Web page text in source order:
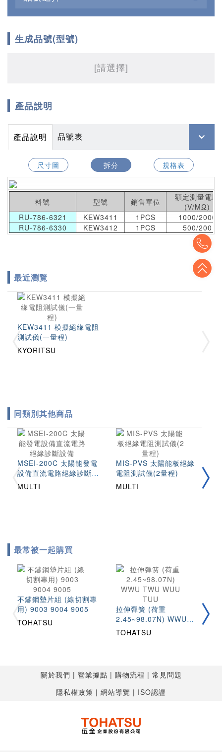
生成品號(型號)
[請選擇]
產品說明
產品說明 品號表
尺寸圖 拆分 規格表
料號 型號 銷售單位
額定測量電壓
(V/MΩ)
RU-786-6321
KEW3411 1PCS
1000/2000
RU-786-6330
KEW3412 1PCS 500/200
最近瀏覽
KEW3411 模擬絕緣電阻
測試儀(一量程)
KYORITSU
同類別其他商品
MSEI-200C 太陽能發電
設備直流電路絕緣診斷設
備
MULTI
MIS-PVS 太陽能板絕緣
電阻測試儀(2量程)
MULTI
最常被一起購買
不鏽鋼墊片組 (線切割專
用) 9003 9004 9005
TOHATSU
拉伸彈簧 (荷重
2.45~98.07N) WWU
TWU WUU TUU
TOHATSU
關於我們 營業據點 購物流程
常見問題
隱私權政策
網站導覽 ISO認證